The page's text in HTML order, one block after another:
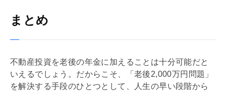
まとめ
不動産投資を老後の年金に加えることは十分可能だと
いえるでしょう。だからこそ、「老後2,000万円問題」
を解決する手段のひとつとして、人生の早い段階から